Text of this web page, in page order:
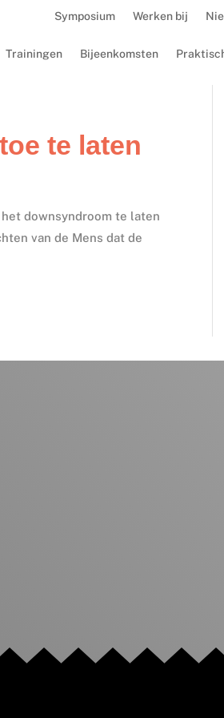
Symposium Werken bij
Trainingen Bijeenkomsten
te laten
downsyndroom te laten
van de Mens dat de